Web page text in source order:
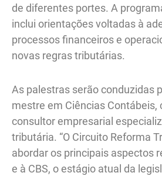
de diferentes portes. A
inclui orientações voltadas à
processos financeiros e
novas regras tributárias.
As palestras serão conduzidas
mestre em Ciências Contábeis,
consultor empresarial
tributária. “O Circuito Reforma
abordar os principais aspectos
e à CBS, o estágio atual da